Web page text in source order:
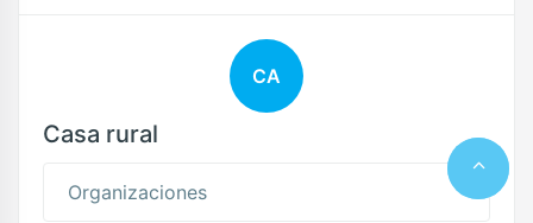
CA
Casa rural
Organizaciones